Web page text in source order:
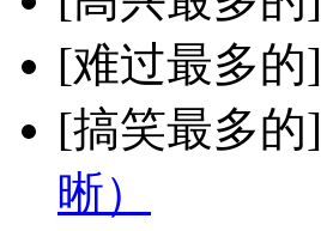
[难过最多的]
[搞笑最多的]
晰）